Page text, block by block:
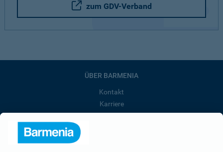
zum GDV-Verband
ÜBER BARMENIA
Kontakt
Karriere